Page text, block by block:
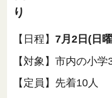
り
【日程】 7月2日(日
【対象】市内の小
【定員】先着10人